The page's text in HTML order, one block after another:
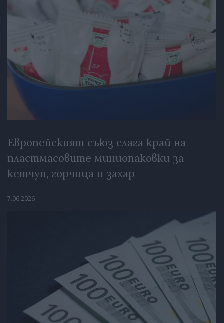
Европейският съюз слага край на
пластмасовите миниопаковки за
кетчуп, горчица и захар
7.06.2026